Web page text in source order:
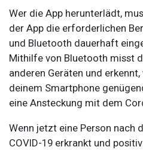
Wer die App herunterlädt,
der App die erforderlichen
und Bluetooth dauerhaft
Mithilfe von Bluetooth misst
anderen Geräten und
deinem Smartphone
eine Ansteckung mit dem
Wenn jetzt eine Person nach
COVID-19 erkrankt und